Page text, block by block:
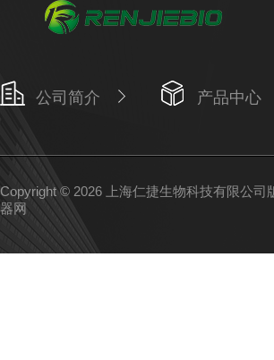
公司简介 产品中心
Copyright © 2026 上海仁捷生物科技有限公司
器网